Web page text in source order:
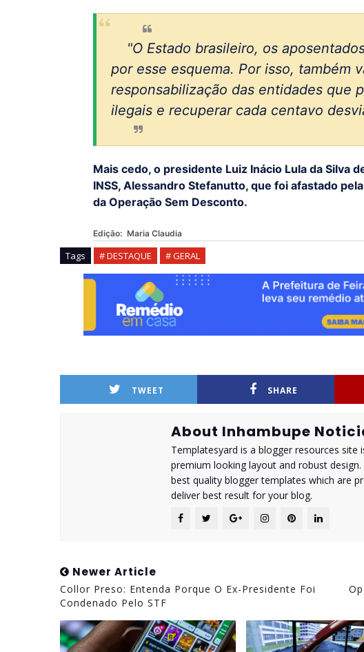
"O Estado brasileiro, os
por esse esquema. Por isso, também
responsabilização das entidades que
ilegais e recuperar cada centavo
Mais cedo, o presidente Luiz Inácio Lula da Silva
INSS, Alessandro Stefanutto, que foi afastado
da Operação Sem Desconto.
Edição: Maria Claudia
Tags # DESTAQUE # GERAL
TWEET SHARE
About Inhambupe
Templatesyard is a blogger resources
premium looking layout and robust
best quality blogger templates which are
deliver best result for your blog.
Newer Article
Collor Preso: Entenda Porque O Ex-Presidente Foi
Condenado Pelo STF